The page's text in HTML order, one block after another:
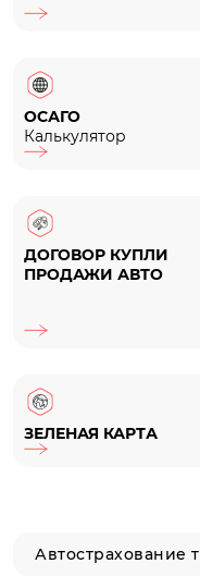
ОСАГО
Калькулятор
ДОГОВОР КУПЛИ
ПРОДАЖИ АВТО
ЗЕЛЕНАЯ КАРТА
Автострахование